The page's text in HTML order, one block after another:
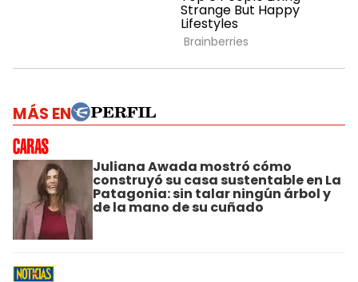
MÁS EN
Juliana Awada mostró cómo
construyó su casa sustentable en La
Patagonia: sin talar ningún árbol y
de la mano de su cuñado